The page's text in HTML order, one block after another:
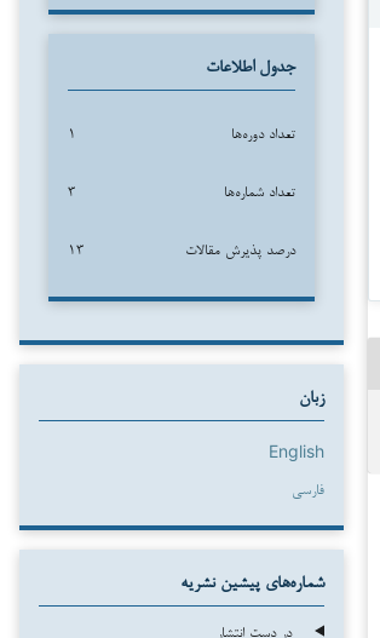
جدول اطلاعات
تعداد دوره‌ها ۱
تعداد شماره‌ها ۳
درصد پذیرش مقالات ۱۳
زبان
English
فارسی
شماره‌های پیشین نشریه
در دست انتشار